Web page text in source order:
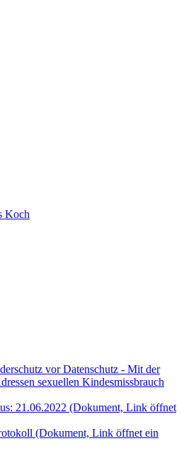
Koch
vor Datenschutz - Mit der
sexuellen Kindesmissbrauch
21.06.2022 (Dokument, Link öffnet
(Dokument, Link öffnet ein